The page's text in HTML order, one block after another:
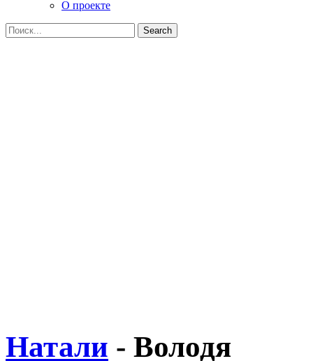
О проекте
Натали - Володя